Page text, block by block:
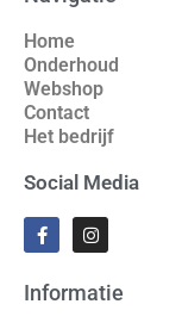
Home
Onderhoud
Webshop
Contact
Het bedrijf
Social Media
Informatie